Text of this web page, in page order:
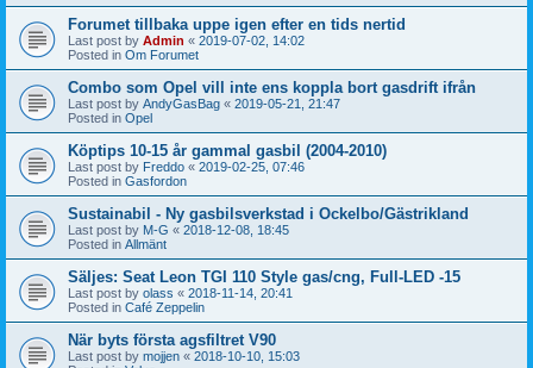
Forumet tillbaka uppe igen efter en tids nertid
Last post by Admin « 2019-07-02, 14:02
Posted in Om Forumet
Combo som Opel vill inte ens koppla bort gasdrift ifrån
Last post by AndyGasBag « 2019-05-21, 21:47
Posted in Opel
Köptips 10-15 år gammal gasbil (2004-2010)
Last post by Freddo « 2019-02-25, 07:46
Posted in Gasfordon
Sustainabil - Ny gasbilsverkstad i Ockelbo/Gästrikland
Last post by M-G « 2018-12-08, 18:45
Posted in Allmänt
Säljes: Seat Leon TGI 110 Style gas/cng, Full-LED -15
Last post by olass « 2018-11-14, 20:41
Posted in Café Zeppelin
När byts första agsfiltret V90
Last post by mojjen « 2018-10-10, 15:03